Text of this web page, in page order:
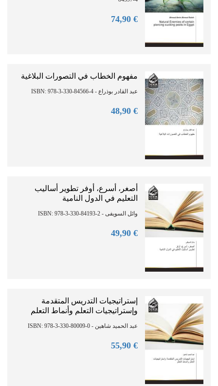
€ 74,
90
مفهوم الخطاب في التصورات البلاغية
عبد القادر بوذراع - ISBN: 978-3-330-84566-4
€ 48,
90
أصغر، أسرع، أوفر تطوير أساليب
التعليم في الدول النامية
وائل السويفى - ISBN: 978-3-330-84193-2
€ 49,
90
إستراتيجيات التدريس المتقدمة
وإستراتيجيات التعلم وأنماط التعلم
عبد الحميد شاهين - ISBN: 978-3-330-80009-0
€ 55,
90